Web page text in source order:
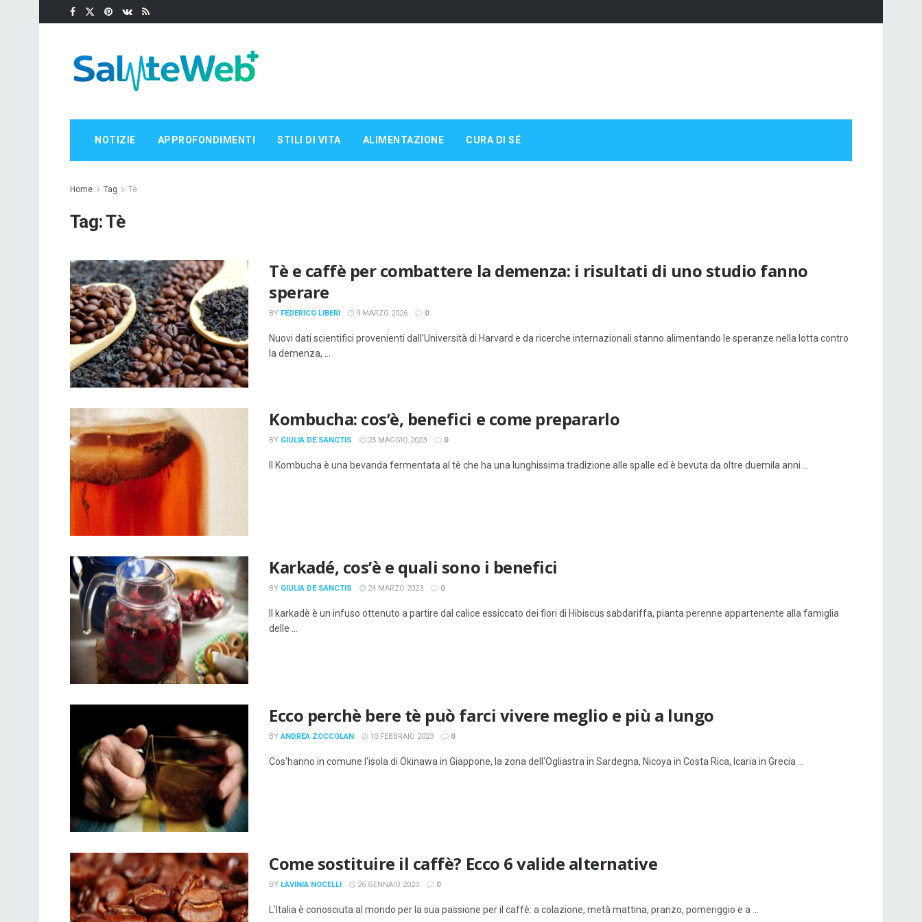
NOTIZIE APPROFONDIMENTI STILI DI VITA ALIMENTAZIONE CURA DI SÉ
Home Tag Tè
Tag:Tè
Tè e caffè per combattere la demenza: i risultati di uno studio fanno
sperare
BY FEDERICO LIBERI 9 MARZO 2026 0
Nuovi dati scientifici provenienti dall’Università di Harvard e da ricerche internazionali stanno alimentando le speranze nella lotta contro
la demenza, ...
Kombucha: cos’è, benefici e come prepararlo
BY GIULIA DE SANCTIS 25 MAGGIO 2023 0
Il Kombucha è una bevanda fermentata al tè che ha una lunghissima tradizione alle spalle ed è bevuta da oltre duemila anni ...
Karkadé, cos’è e quali sono i benefici
BY GIULIA DE SANCTIS 24 MARZO 2023 0
Il karkadè è un infuso ottenuto a partire dal calice essiccato dei fiori di Hibiscus sabdariffa, pianta perenne appartenente alla famiglia
delle ...
Ecco perchè bere tè può farci vivere meglio e più a lungo
BY ANDREA ZOCCOLAN 10 FEBBRAIO 2023 0
Cos'hanno in comune l'isola di Okinawa in Giappone, la zona dell'Ogliastra in Sardegna, Nicoya in Costa Rica, Icaria in Grecia ...
Come sostituire il caffè? Ecco 6 valide alternative
BY LAVINIA NOCELLI 26 GENNAIO 2023 0
L’Italia è conosciuta al mondo per la sua passione per il caffè: a colazione, metà mattina, pranzo, pomeriggio e a ...